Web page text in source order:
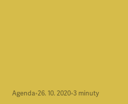
Agenda•26. 10. 2020•3 minuty